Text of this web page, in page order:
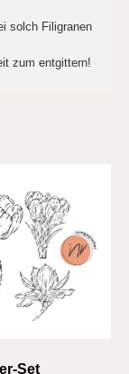
Set
solch Filigranen
zum entgittern!